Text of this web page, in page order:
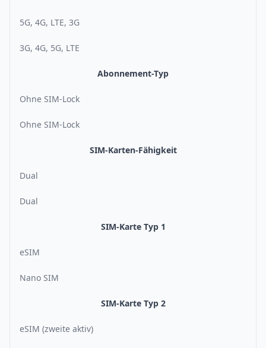
5G, 4G, LTE, 3G
3G, 4G, 5G, LTE
Abonnement-Typ
Ohne SIM-Lock
Ohne SIM-Lock
SIM-Karten-Fähigkeit
Dual
Dual
SIM-Karte Typ 1
eSIM
Nano SIM
SIM-Karte Typ 2
eSIM (zweite aktiv)